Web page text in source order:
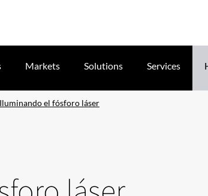
Markets Solutions Services
Iluminando el fósforo láser